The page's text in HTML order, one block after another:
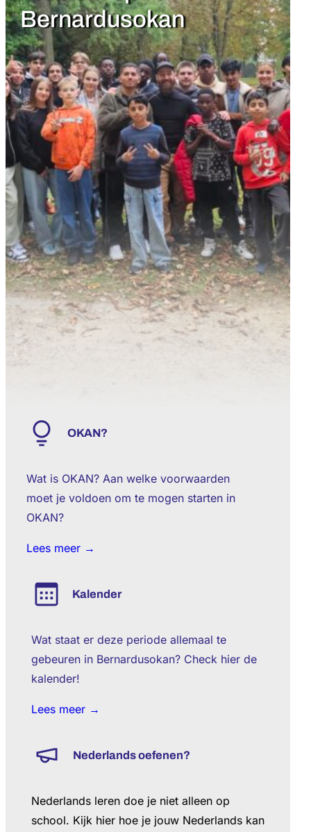
Bernardusokan
OKAN?
Wat is OKAN? Aan welke voorwaarden
moet je voldoen om te mogen starten in
OKAN?
Lees meer →
Kalender
Wat staat er deze periode allemaal te
gebeuren in Bernardusokan? Check hier de
kalender!
Lees meer →
Nederlands oefenen?
Nederlands leren doe je niet alleen op
school. Kijk hier hoe je jouw Nederlands kan